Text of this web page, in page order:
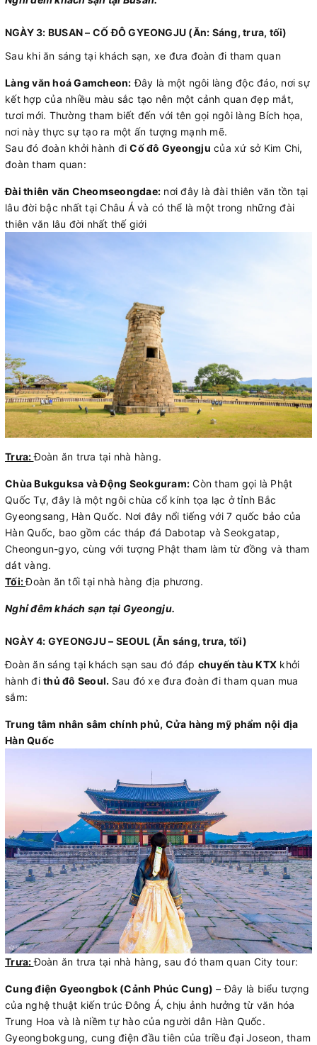
NGÀY 3: BUSAN – CỐ ĐÔ GYEONGJU (Ăn: Sáng, trưa, tối)
Sau khi ăn sáng tại khách sạn, xe đưa đoàn đi tham quan
Làng văn hoá Gamcheon: Đây là một ngôi làng độc đáo, nơi sự
kết hợp của nhiều màu sắc tạo nên một cảnh quan đẹp mắt,
tươi mới. Thường tham biết đến với tên gọi ngôi làng Bích họa,
nơi này thực sự tạo ra một ấn tượng mạnh mẽ.
Sau đó đoàn khởi hành điCố đô Gyeongju của xứ sở Kim Chi,
đoàn tham quan:
Đài thiên văn Cheomseongdae: nơi đây là đài thiên văn tồn tại
lâu đời bậc nhất tại Châu Á và có thể là một trong những đài
thiên văn lâu đời nhất thế giới
Trưa:Đoàn ăn trưa tại nhà hàng.
Chùa Bukguksa và Động Seokguram: Còn tham gọi là Phật
Quốc Tự, đây là một ngôi chùa cổ kính tọa lạc ở tỉnh Bắc
Gyeongsang, Hàn Quốc. Nơi đây nổi tiếng với 7 quốc bảo của
Hàn Quốc, bao gồm các tháp đá Dabotap và Seokgatap,
Cheongun-gyo, cùng với tượng Phật tham làm từ đồng và tham
dát vàng.
Tối:Đoàn ăn tối tại nhà hàng địa phương.
Nghỉ đêm khách sạn tại Gyeongju.
NGÀY 4: GYEONGJU – SEOUL (Ăn sáng, trưa, tối)
Đoàn ăn sáng tại khách sạn sau đó đáp chuyến tàu KTX khởi
hành đi thủ đô Seoul. Sau đó xe đưa đoàn đi tham quan mua
sắm:
Trung tâm nhân sâm chính phủ, Cửa hàng mỹ phẩm nội địa
Hàn Quốc
Trưa:Đoàn ăn trưa tại nhà hàng, sau đó tham quan City tour:
Cung điện Gyeongbok (Cảnh Phúc Cung) –Đây là biểu tượng
của nghệ thuật kiến trúc Đông Á, chịu ảnh hưởng từ văn hóa
Trung Hoa và là niềm tự hào của người dân Hàn Quốc.
Gyeongbokgung, cung điện đầu tiên của triều đại Joseon, tham